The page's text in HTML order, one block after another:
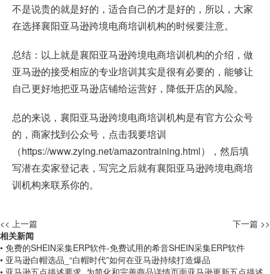
不是说贵的就是好的，适合自己的才是好的，所以，大家
在选择襄阳亚马逊跨境电商培训机构的时候要注意。
总结：以上就是襄阳亚马逊跨境电商培训机构的介绍，做
亚马逊的接受相应的专业培训其实是很有必要的，能够让
自己更好地把亚马逊店铺给运营好，降低开店的风险。
总的来说，襄阳亚马逊跨境电商培训机构是有官方公众号
的，商家找到公众号，点击我要培训
（https://www.zying.net/amazontraining.html），然后填
写潜在卖家登记表，写完之后就有襄阳亚马逊跨境电商培
训机构来联系你的。
<< 上一篇
下一篇 >>
相关新闻
• 免费的SHEIN采集ERP软件-免费试用的希音SHEIN采集ERP软件
• 亚马逊白帽选品_“白帽时代”如何在亚马逊持续打造爆品